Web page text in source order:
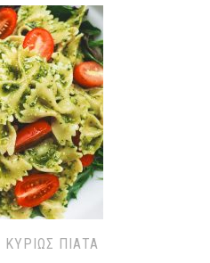
ΚΥΡΊΩΣ ΠΙΆΤΑ